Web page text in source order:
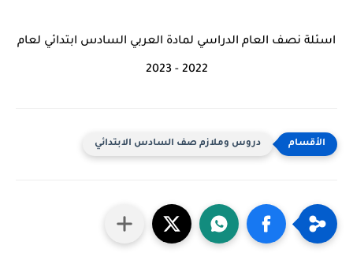
اسئلة نصف العام الدراسي لمادة العربي السادس ابتدائي لعام
2022 - 2023
دروس وملازم صف السادس الابتدائي